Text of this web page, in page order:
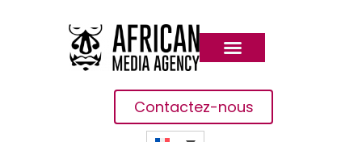
Contactez-nous